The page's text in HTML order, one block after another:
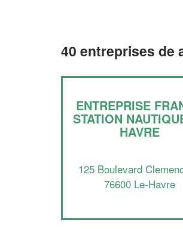
40 entreprises de
ENTREPRISE
STATION
HAVRE
125 Boulevard
76600 Le-Havre